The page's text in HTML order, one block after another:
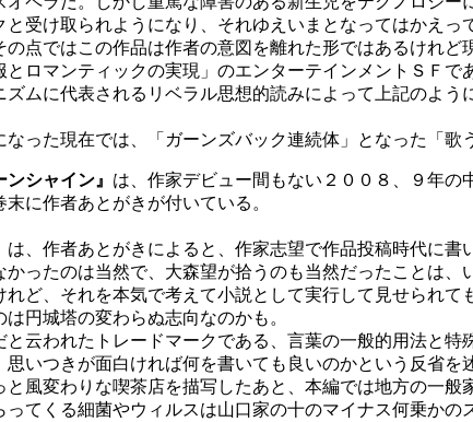
受け取られようになり、それゆえいまとなってはかえ
点ではこの作品は作者の意図を離れた形ではあるけれど
ロマンティックの実現」のエンターテインメントＳＦで
ムに代表されるリベラル思想的読みによって上記のよ
った現在では、「ガーンズバック連続体」となった「歌
シャイン』 は、作家デビュー間もない２００８、９年の
に作者あとがきが付いている。
は、作者あとがきによると、作家志望で作品投稿時代に書
ったのは当然で、大森望が拾うのも当然だったことは、
ど、それを本気で考えて小説として実行して見せられて
円城塔の変わらぬ志向なのかも。
と云われたトレードマークである、言葉の一般的用法と
いつきが面白ければ何を書いても良いのかという反省を
と風変わりな喫茶店を描写したあと、本編では地方の一
てくる細菌やウィルスは山口家の十のマイナス何乗か